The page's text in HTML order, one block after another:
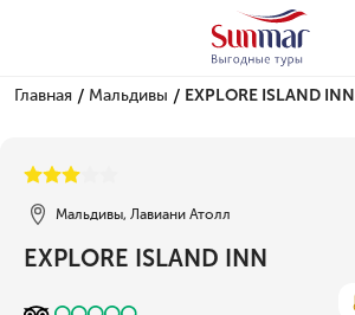
Главная / Мальдивы / EXPLORE ISLAND INN
Мальдивы, Лавиани Атолл
EXPLORE ISLAND INN